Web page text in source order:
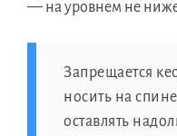
— на уровнем не
Запрещается
носить на
оставлять